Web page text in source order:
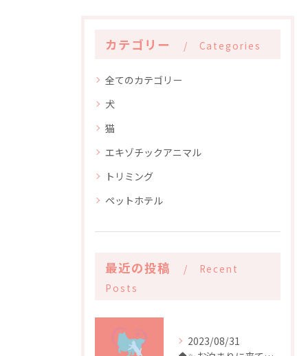
カテゴリー Categories
全てのカテゴリー
犬
猫
エキゾチックアニマル
トリミング
ペットホテル
最近の投稿
Recent
Posts
2023/08/31